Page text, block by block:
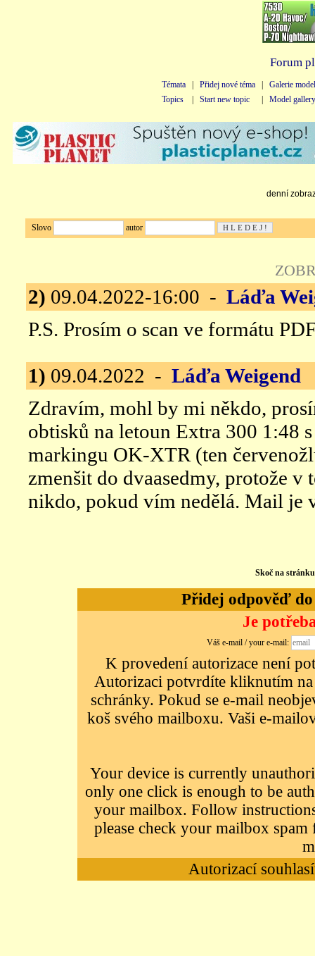
Forum
Témata Přidej nové téma
Galerie
Topics
Start new topic Model gallery
denní
Slovo autor
2) 09.04.2022-16:00 - Láďa
P.S. Prosím o scan ve formátu
1) 09.04.2022 - Láďa Weigend
Zdravím, mohl by mi někdo,
obtisků na letoun Extra 300 1:48
markingu OK-XTR (ten
zmenšit do dvaasedmy, protože
nikdo, pokud vím nedělá. Mail je
Skoč na
Přidej odpověď
Je
Váš e-mail / your e-mail:
K provedení autorizace není
Autorizaci potvrdíte kliknutím na
schránky. Pokud se e-mail
koš svého mailboxu. Vaši e-
Your device is currently
only one click is enough to be
your mailbox. Follow
please check your mailbox
Autorizací